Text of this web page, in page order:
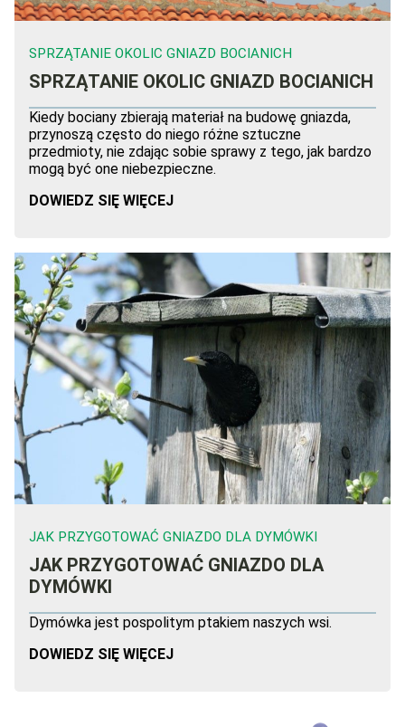
SPRZĄTANIE OKOLIC GNIAZD BOCIANICH
SPRZĄTANIE OKOLIC GNIAZD BOCIANICH
Kiedy bociany zbierają materiał na budowę gniazda,
przynoszą często do niego różne sztuczne
przedmioty, nie zdając sobie sprawy z tego, jak bardzo
mogą być one niebezpieczne.
DOWIEDZ SIĘ WIĘCEJ
JAK PRZYGOTOWAĆ GNIAZDO DLA DYMÓWKI
JAK PRZYGOTOWAĆ GNIAZDO DLA
DYMÓWKI
Dymówka jest pospolitym ptakiem naszych wsi.
DOWIEDZ SIĘ WIĘCEJ